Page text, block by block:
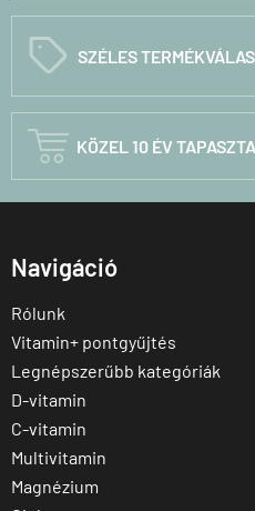
C SZÉLES
 KÖZEL 10 ÉV
Navigáció
Rólunk
Vitamin+ pontgyűjtés
Legnépszerűbb kategóriák
D-vitamin
C-vitamin
Multivitamin
Magnézium